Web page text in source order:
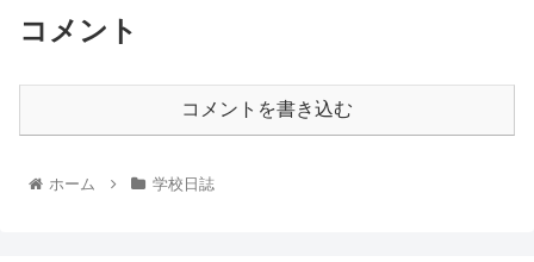
コメント
コメントを書き込む
ホーム 学校日誌